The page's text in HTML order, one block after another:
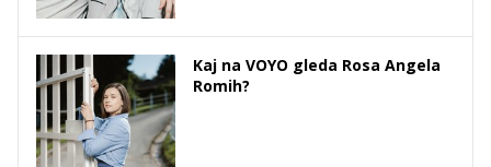
Kaj na VOYO gleda Rosa Angela
Romih?